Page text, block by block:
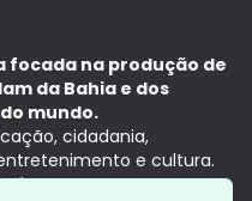
focada na produção de
da Bahia e dos
mundo.
cidadania,
e cultura.
é no tempo presente,